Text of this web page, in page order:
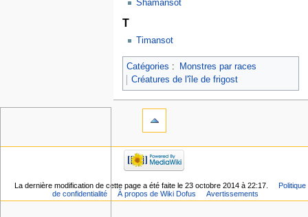
Shamansot
T
Timansot
Catégories :
Monstres par races
Créatures de l'île de frigost
La dernière modification de cette page a été faite le 23 octobre 2014 à 22:17.
Politique
de confidentialité
À propos de Wiki Dofus Avertissements